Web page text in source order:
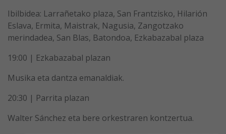
Ibilbidea: Larrañetako plaza, San Frantzisko, Hilarión
Eslava, Ermita, Maistrak, Nagusia, Zangotzako
merindadea, San Blas, Batondoa, Ezkabazabal plaza
19:00 | Ezkabazabal plazan
Musika eta dantza emanaldiak.
20:30 | Parrita plazan
Walter Sánchez eta bere orkestraren kontzertua.